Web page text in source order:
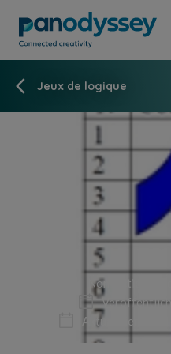
Jeux de logique
Non-fiction
Aktualisiert am